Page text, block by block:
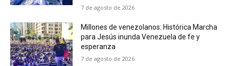
7 de agosto de 2026
Millones de venezolanos: Histórica Marcha
para Jesús inunda Venezuela de fe y
esperanza
7 de agosto de 2026